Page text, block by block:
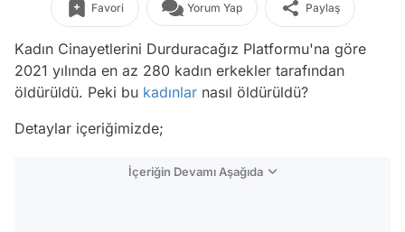
Favori Yorum Yap Paylaş
Kadın Cinayetlerini Durduracağız Platformu'na göre
2021 yılında en az 280 kadın erkekler tarafından
öldürüldü. Peki bu kadınlar nasıl öldürüldü?
Detaylar içeriğimizde;
İçeriğin Devamı Aşağıda